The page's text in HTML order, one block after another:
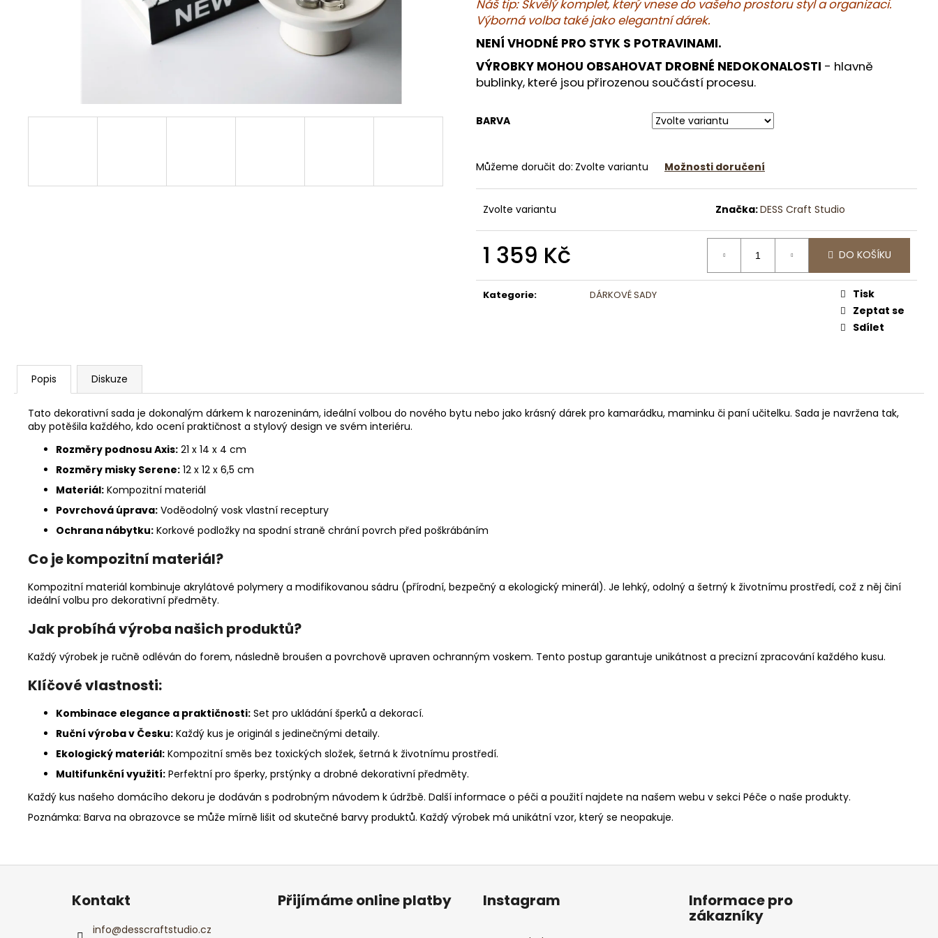
Náš tip: Skvělý komplet, který vnese do vašeho prostoru styl a organizaci.
Výborná volba také jako elegantní dárek.
NENÍ VHODNÉ PRO STYK S POTRAVINAMI.
VÝROBKY MOHOU OBSAHOVAT DROBNÉ NEDOKONALOSTI - hlavně
bublinky, které jsou přirozenou součástí procesu.
BARVA
Můžeme doručit do: Zvolte variantu Možnosti doručení
Zvolte variantu Značka:DESS Craft Studio
1 359 Kč
cena:
DO KOŠÍKU
Kategorie: DÁRKOVÉ SADY
Tisk
Zeptat se
Sdílet
Popis Diskuze
Tato dekorativní sada je dokonalým dárkem k narozeninám, ideální volbou do nového bytu nebo jako krásný dárek pro kamarádku, maminku či paní učitelku. Sada je navržena tak,
aby potěšila každého, kdo ocení praktičnost a stylový design ve svém interiéru.
Rozměry podnosu Axis: 21 x 14 x 4 cm
Rozměry misky Serene: 12 x 12 x 6,5 cm
Materiál: Kompozitní materiál
Povrchová úprava: Voděodolný vosk vlastní receptury
Ochrana nábytku: Korkové podložky na spodní straně chrání povrch před poškrábáním
Co je kompozitní materiál?
Kompozitní materiál kombinuje akrylátové polymery a modifikovanou sádru (přírodní, bezpečný a ekologický minerál). Je lehký, odolný a šetrný k životnímu prostředí, což z něj činí
ideální volbu pro dekorativní předměty.
Jak probíhá výroba našich produktů?
Každý výrobek je ručně odléván do forem, následně broušen a povrchově upraven ochranným voskem. Tento postup garantuje unikátnost a precizní zpracování každého kusu.
Klíčové vlastnosti:
Kombinace elegance a praktičnosti: Set pro ukládání šperků a dekorací.
Ruční výroba v Česku: Každý kus je originál s jedinečnými detaily.
Ekologický materiál: Kompozitní směs bez toxických složek, šetrná k životnímu prostředí.
Multifunkční využití: Perfektní pro šperky, prstýnky a drobné dekorativní předměty.
Každý kus našeho domácího dekoru je dodáván s podrobným návodem k údržbě. Další informace o péči a použití najdete na našem webu v sekci Péče o naše produkty.
Poznámka: Barva na obrazovce se může mírně lišit od skutečné barvy produktů. Každý výrobek má unikátní vzor, který se neopakuje.
VONNÁ SÓJOVÁ SVÍČKA | PRAŽSKÁ
ZAHRADA 190 G
DÁRKOVÁ SADA TÁC AXIS A MISKA
SERENE – DEKORATIVNÍ ELEGANCE PRO
VÁŠ DOMOV
1 359 Kč
LAGO – ČERNÁ DEKORAČNÍ MÍSA S
NADČASOVOU ELEGANCÍ
825 Kč
Z
Kontakt
info@desscraftstudio.cz
Přijímáme online platby Instagram Informace pro
zákazníky